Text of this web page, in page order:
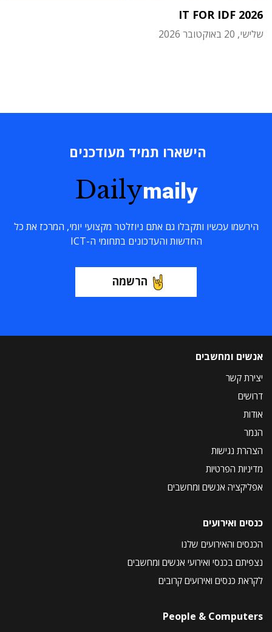
IT FOR IDF 2026
שלישי, 20 באוקטובר 2026
הישארו תמיד מעודכנים
Dailymaily
הירשמו עכשיו ותקבלו גם אתם ניוזלטר מקצועי יומי, המרכז את כל
החדשות והעדכונים בתחומי ה-ICT
הרשמה
אנשים ומחשבים
יצירת קשר
דרושים
אודות
הנמר
הצהרת נגישות
מדיניות הפרטיות
אפליקציה אנשים ומחשבים
כנסים ואירועים
הכנסים והאירועים שלנו
נצפיתם בכנסי ואירועי אנשים ומחשבים
לקראת כנסים ואירועים קרובים
People & Computers